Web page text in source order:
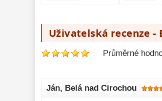
Uživatelská recenze -
Průměrné
Ján, Belá nad Cirochou